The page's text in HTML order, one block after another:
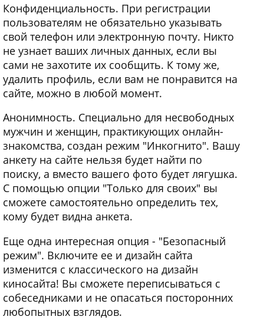
Конфиденциальность. При регистрации
пользователям не обязательно указывать
свой телефон или электронную почту. Никто
не узнает ваших личных данных, если вы
сами не захотите их сообщить. К тому же,
удалить профиль, если вам не понравится на
сайте, можно в любой момент.
Анонимность. Специально для несвободных
мужчин и женщин, практикующих онлайн-
знакомства, создан режим "Инкогнито". Вашу
анкету на сайте нельзя будет найти по
поиску, а вместо вашего фото будет лягушка.
С помощью опции "Только для своих" вы
сможете самостоятельно определить тех,
кому будет видна анкета.
Еще одна интересная опция - "Безопасный
режим". Включите ее и дизайн сайта
изменится с классического на дизайн
киносайта! Вы сможете переписываться с
собеседниками и не опасаться посторонних
любопытных взглядов.